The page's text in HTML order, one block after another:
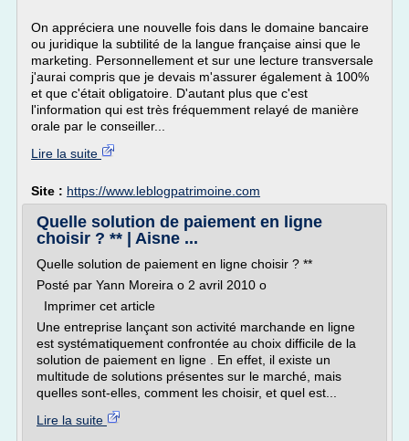
On appréciera une nouvelle fois dans le domaine bancaire
ou juridique la subtilité de la langue française ainsi que le
marketing. Personnellement et sur une lecture transversale
j'aurai compris que je devais m'assurer également à 100%
et que c'était obligatoire. D'autant plus que c'est
l'information qui est très fréquemment relayé de manière
orale par le conseiller...
Lire la suite
Site : https://www.leblogpatrimoine.com
Quelle solution de paiement en ligne
choisir ? ** | Aisne ...
Quelle solution de paiement en ligne choisir ? **
Posté par Yann Moreira o 2 avril 2010 o
Imprimer cet article
Une entreprise lançant son activité marchande en ligne
est systématiquement confrontée au choix difficile de la
solution de paiement en ligne . En effet, il existe un
multitude de solutions présentes sur le marché, mais
quelles sont-elles, comment les choisir, et quel est...
Lire la suite